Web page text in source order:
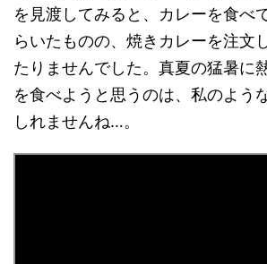
を見渡してみると、カレーを食べ
らいたものの、焼きカレーを注文
たりませんでした。真夏の猛暑に
を食べようと思うのは、私のよう
しれませんね…。